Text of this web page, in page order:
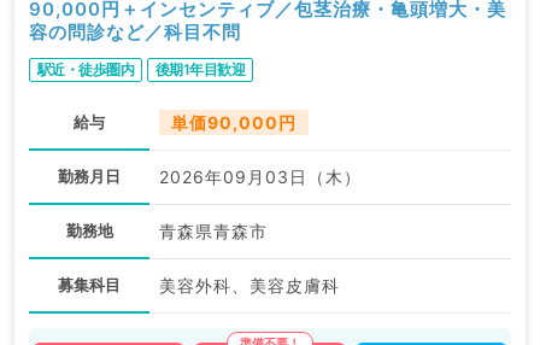
90,000円＋インセンティブ／包茎治療・亀頭増大・美
容の問診など／科目不問
駅近・徒歩圏内 後期1年目歓迎
給与 単価90,000円
勤務月日 2026年09月03日（木）
勤務地 青森県青森市
募集科目 美容外科、美容皮膚科